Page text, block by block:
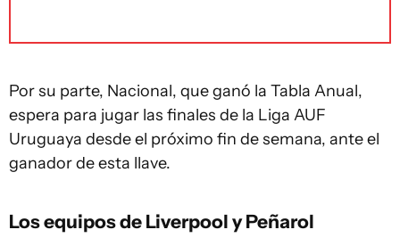
Por su parte, Nacional, que ganó la Tabla Anual,
espera para jugar las finales de la Liga AUF
Uruguaya desde el próximo fin de semana, ante el
ganador de esta llave.
Los equipos de Liverpool y Peñarol